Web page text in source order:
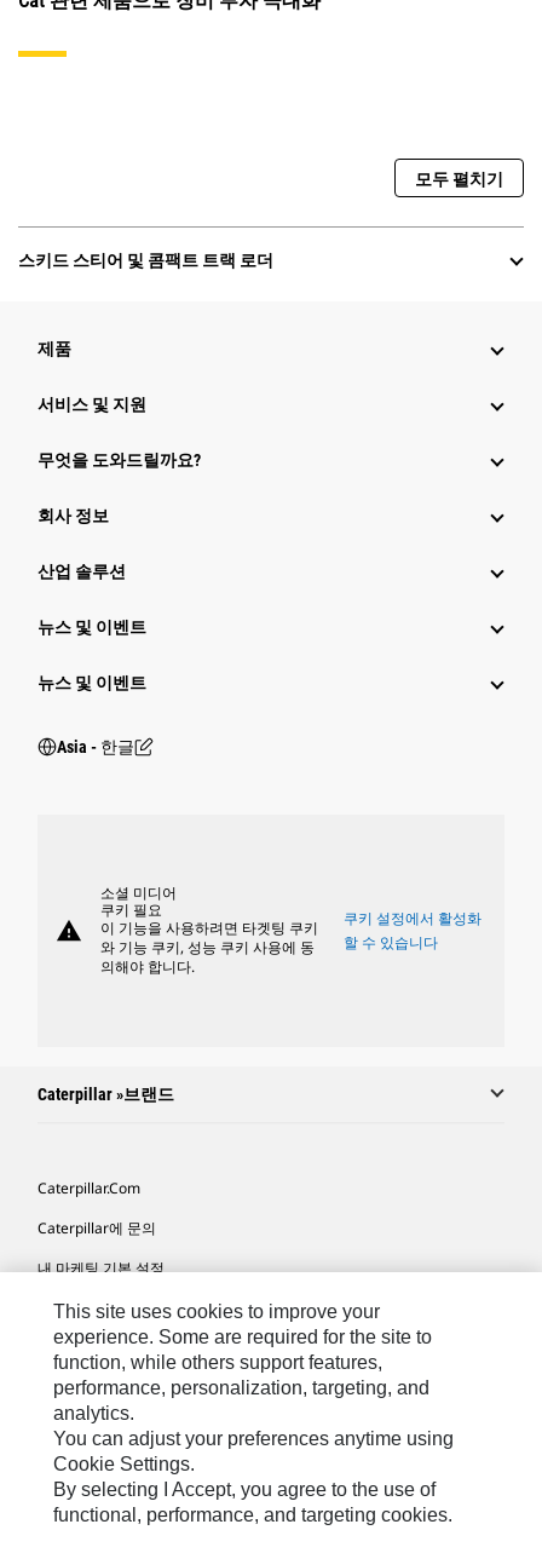
모두 펼치기
스키드 스티어 및 콤팩트 트랙 로더
제품
서비스 및 지원
무엇을 도와드릴까요?
회사 정보
산업 솔루션
뉴스 및 이벤트
뉴스 및 이벤트
Asia - 한글
warning
소셜 미디어
쿠키 필요
이 기능을 사용하려면 타겟팅 쿠키
와 기능 쿠키, 성능 쿠키 사용에 동
의해야 합니다.
쿠키 설정에서 활성화
할 수 있습니다
Caterpillar »브랜드
Caterpillar.com
Caterpillar에 문의
내 마케팅 기본 설정
사이트 맵
Cookie Settings
법적 고지
개인정보취급방침
위치정보 이용약관
This site uses cookies to improve your
experience. Some are required for the site to
function, while others support features,
performance, personalization, targeting, and
analytics.
You can adjust your preferences anytime using
Cookie Settings.
By selecting I Accept, you agree to the use of
functional, performance, and targeting cookies.